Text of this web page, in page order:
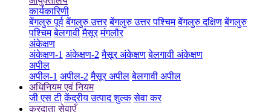
कार्यकारिणी
बेंगलुरु पूर्व बेंगलुरु उत्तर बेंगलुरु उत्तर पश्चिम बेंगलुरु दक्षिण बेंगलुरु
पश्चिम बेलगावी मैसूर मंगलौर
अंकेक्षण
अंकेक्षण-1 अंकेक्षण-2 मैसूर अंकेक्षण बेलगावी अंकेक्षण
अपील
अपील-1 अपील-2 मैसूर अपील बेलगावी अपील
अधिनियम एवं नियम
जी एस टी केंद्रीय उत्पाद शुल्क सेवा कर
करदाता सेवाएँ